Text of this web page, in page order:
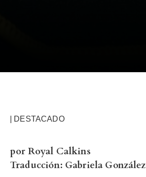
| DESTACADO
por Royal Calkins
Traducción: Gabriela González